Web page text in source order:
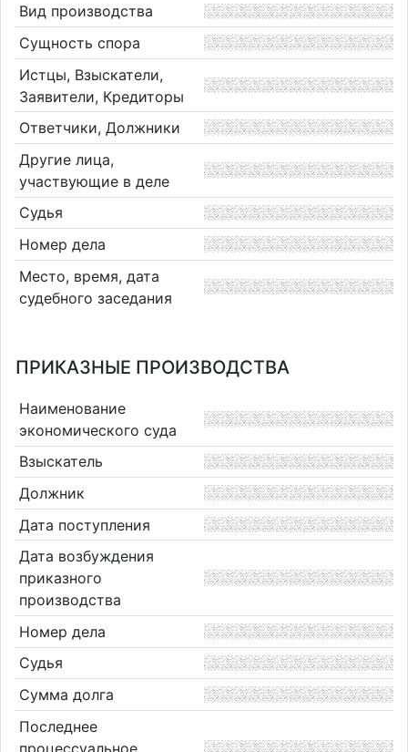
Вид производства
Сущность спора
Истцы, Взыскатели,
Заявители, Кредиторы
Ответчики, Должники
Другие лица,
участвующие в деле
Судья
Номер дела
Место, время, дата
судебного заседания
ПРИКАЗНЫЕ ПРОИЗВОДСТВА
Наименование
экономического суда
Взыскатель
Должник
Дата поступления
Дата возбуждения
приказного
производства
Номер дела
Судья
Сумма долга
Последнее
процессуальное